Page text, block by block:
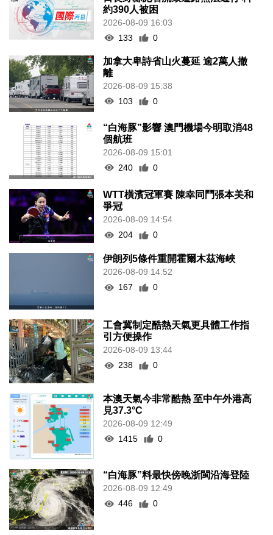
約390人被困
2026-08-09 16:03
133
0
加拿大卑詩省山火蔓延 逾2萬人撤
離
2026-08-09 15:38
103
0
“白海豚”影響 澳門機場今明取消48
個航班
2026-08-09 15:01
240
0
WTT橫濱冠軍賽 陳幸同鬥張本美和
爭冠
2026-08-09 14:54
204
0
伊朗列5條件重開霍爾木茲海峽
2026-08-09 14:52
167
0
工會冀制定酷熱天氣更具體工作指
引方便操作
2026-08-09 13:44
238
0
本澳天氣今非常酷熱 至中午外港高
見37.3°C
2026-08-09 12:49
1415
0
“白海豚”料最快傍晚浙閩沿海登陸
2026-08-09 12:49
446
0